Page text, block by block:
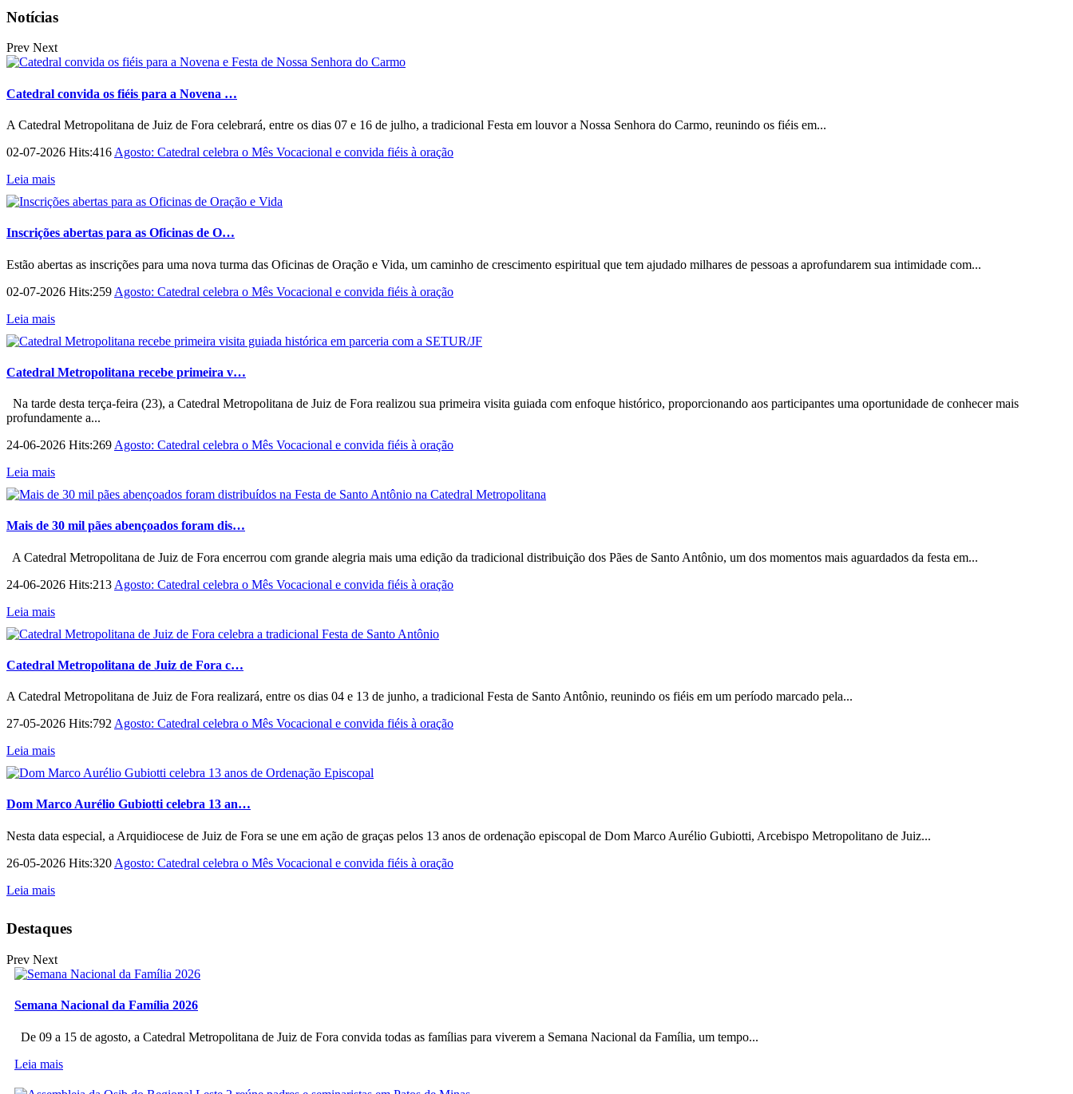
Notícias
Prev Next
Catedral convida os fiéis para a Novena …
A Catedral Metropolitana de Juiz de Fora celebrará, entre os dias 07 e 16 de julho, a tradicional Festa em louvor a Nossa Senhora do Carmo, reunindo os fiéis em...
02-07-2026 Hits:416 Agosto: Catedral celebra o Mês Vocacional e convida fiéis à oração
Leia mais
Inscrições abertas para as Oficinas de O…
Estão abertas as inscrições para uma nova turma das Oficinas de Oração e Vida, um caminho de crescimento espiritual que tem ajudado milhares de pessoas a aprofundarem sua intimidade com...
02-07-2026 Hits:259 Agosto: Catedral celebra o Mês Vocacional e convida fiéis à oração
Leia mais
Catedral Metropolitana recebe primeira v…
Na tarde desta terça-feira (23), a Catedral Metropolitana de Juiz de Fora realizou sua primeira visita guiada com enfoque histórico, proporcionando aos participantes uma oportunidade de conhecer mais
profundamente a...
24-06-2026 Hits:269 Agosto: Catedral celebra o Mês Vocacional e convida fiéis à oração
Leia mais
Mais de 30 mil pães abençoados foram dis…
A Catedral Metropolitana de Juiz de Fora encerrou com grande alegria mais uma edição da tradicional distribuição dos Pães de Santo Antônio, um dos momentos mais aguardados da festa em...
24-06-2026 Hits:213 Agosto: Catedral celebra o Mês Vocacional e convida fiéis à oração
Leia mais
Catedral Metropolitana de Juiz de Fora c…
A Catedral Metropolitana de Juiz de Fora realizará, entre os dias 04 e 13 de junho, a tradicional Festa de Santo Antônio, reunindo os fiéis em um período marcado pela...
27-05-2026 Hits:792 Agosto: Catedral celebra o Mês Vocacional e convida fiéis à oração
Leia mais
Dom Marco Aurélio Gubiotti celebra 13 an…
Nesta data especial, a Arquidiocese de Juiz de Fora se une em ação de graças pelos 13 anos de ordenação episcopal de Dom Marco Aurélio Gubiotti, Arcebispo Metropolitano de Juiz...
26-05-2026 Hits:320 Agosto: Catedral celebra o Mês Vocacional e convida fiéis à oração
Leia mais
Destaques
Prev Next
Semana Nacional da Família 2026
De 09 a 15 de agosto, a Catedral Metropolitana de Juiz de Fora convida todas as famílias para viverem a Semana Nacional da Família, um tempo...
Leia mais